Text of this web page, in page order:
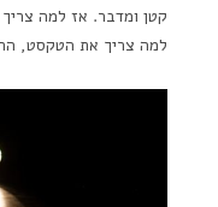
קטן ומדבר. אז למה
למה צריך את הטקסט,